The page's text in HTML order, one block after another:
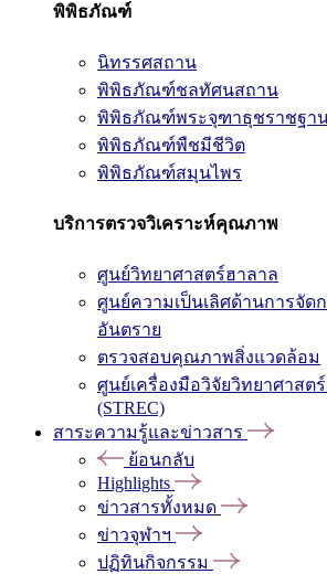
พิพิธภัณฑ์
นิทรรศสถาน
พิพิธภัณฑ์ชลทัศนสถาน
พิพิธภัณฑ์พระจุฑาธุชราชฐา
พิพิธภัณฑ์พืชมีชีวิต
พิพิธภัณฑ์สมุนไพร
บริการตรวจวิเคราะห์คุณภาพ
ศูนย์วิทยาศาสตร์ฮาลาล
ศูนย์ความเป็นเลิศด้านการจัด
อันตราย
ตรวจสอบคุณภาพสิ่งแวดล้อม
ศูนย์เครื่องมือวิจัยวิทยาศาสต
(STREC)
สาระความรู้และข่าวสาร
ย้อนกลับ
Highlights
ข่าวสารทั้งหมด
ข่าวจุฬาฯ
ปฏิทินกิจกรรม